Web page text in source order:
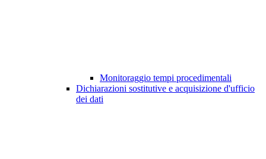
Monitoraggio tempi procedimentali
Dichiarazioni sostitutive e acquisizione d'ufficio
dei dati